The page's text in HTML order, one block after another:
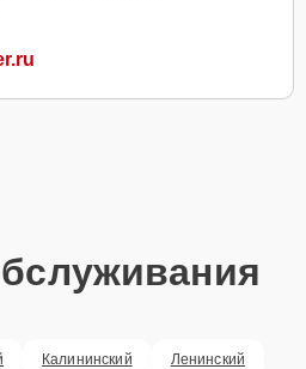
Калининский Ленинский